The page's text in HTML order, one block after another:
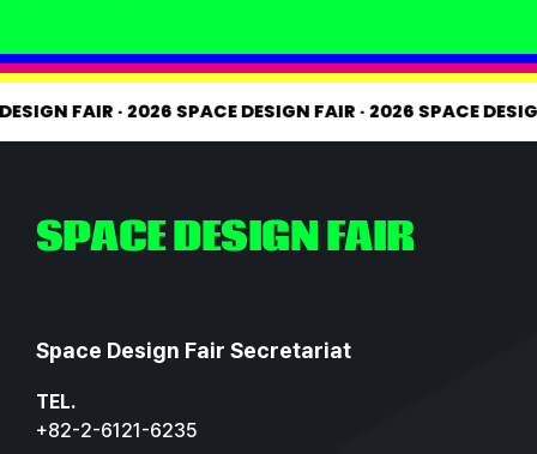
DESIGN FAIR·2026 SPACE DESIGN FAIR·2026 SPACE
SPACE DESIGN FAIR
Space Design Fair Secretariat
TEL.
+82-2-6121-6235